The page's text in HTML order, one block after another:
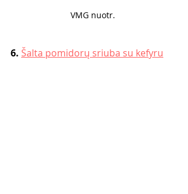
VMG nuotr.
6. Šalta pomidorų sriuba su kefyru